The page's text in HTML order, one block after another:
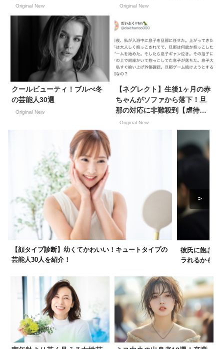
Original New Original New
クールビューティ！ブルべ冬
の芸能人30選
Original New
【ネグレクト】生後1ヶ月の赤
ちゃんがソファから落下！旦
那の対応に非難殺到【虐待疑
惑】
Original New
【顔タイプ診断】幼くてかわいい！キュートタイプの
芸能人30人を紹介！
彼氏に飽きら
ラれるかも！